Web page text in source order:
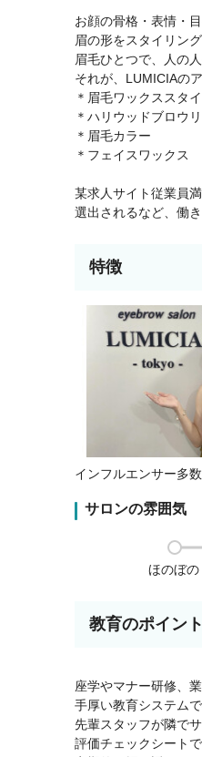
お顔の骨格・表情・
眉の形をスタイリング
眉毛ひとつで、人の
それが、LUMICIAの
＊眉毛ワックススタ
＊ハリウッドブロウ
＊眉毛カラー
＊フェイスワックス
某求人サイト従業員
選出されるなど、働
特徴
インフルエンサー多
サロンの雰囲気
ほのぼの
教育のポイント
座学やマナー研修、
手厚い教育システム
先輩スタッフが隣でサ
評価チェックシート